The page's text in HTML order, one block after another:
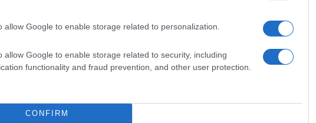
allow Google to enable storage related to personalization.
allow Google to enable storage related to security, including
functionality and fraud prevention, and other user protection.
CONFIRM
sfruttate. Le segnalazioni
mobilesia sulWi-Fi domestico,
limitava a un singolo tipo di tecnologia